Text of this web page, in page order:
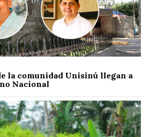
la comunidad Unisinú llegan a
Nacional